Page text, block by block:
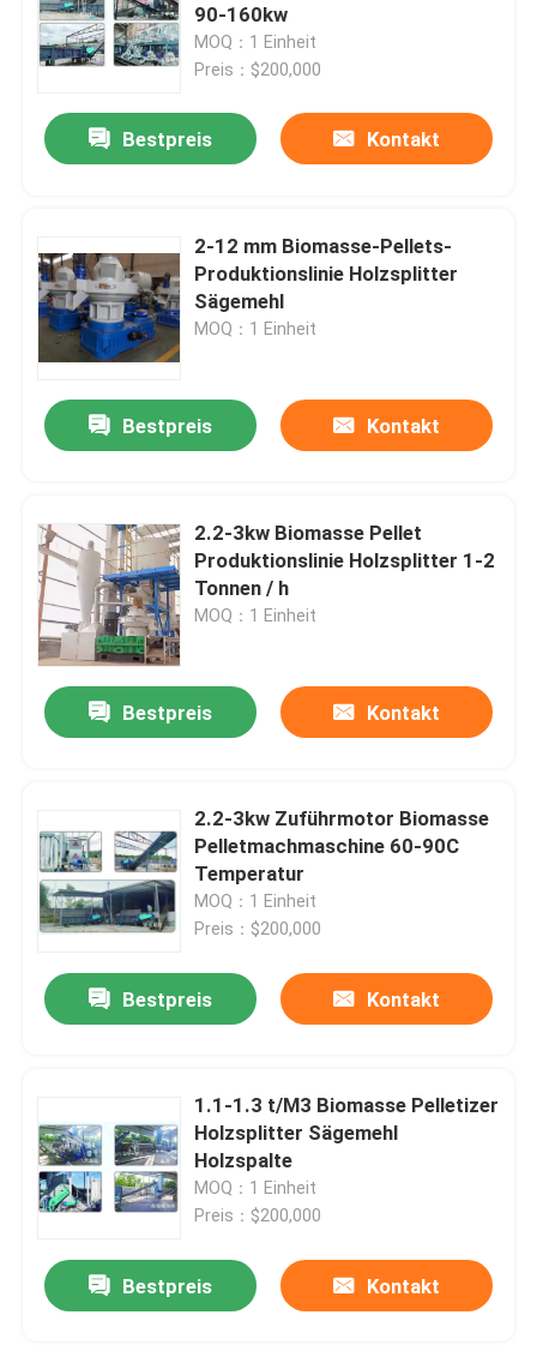
90-160kw
MOQ：1 Einheit
Preis：$200,000
Bestpreis Kontakt
2-12 mm Biomasse-Pellets-
Produktionslinie Holzsplitter
Sägemehl
MOQ：1 Einheit
Bestpreis Kontakt
2.2-3kw Biomasse Pellet
Produktionslinie Holzsplitter 1-2
Tonnen / h
MOQ：1 Einheit
Bestpreis Kontakt
2.2-3kw Zuführmotor Biomasse
Pelletmachmaschine 60-90C
Temperatur
MOQ：1 Einheit
Preis：$200,000
Bestpreis Kontakt
1.1-1.3 t/M3 Biomasse Pelletizer
Holzsplitter Sägemehl
Holzspalte
MOQ：1 Einheit
Preis：$200,000
Bestpreis Kontakt